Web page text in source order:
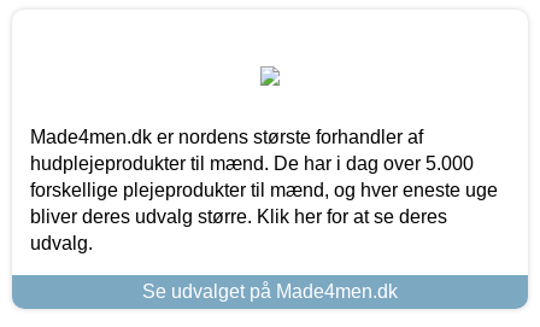
Made4men.dk er nordens største forhandler af
hudplejeprodukter til mænd. De har i dag over 5.000
forskellige plejeprodukter til mænd, og hver eneste uge
bliver deres udvalg større. Klik her for at se deres
udvalg.
Se udvalget på Made4men.dk